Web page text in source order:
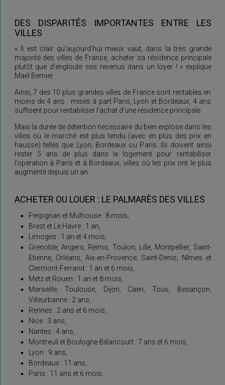
DES DISPARITÉS IMPORTANTES ENTRE LES
VILLES
« Il est clair qu’aujourd’hui mieux vaut, dans la très grande
majorité des villes de France, acheter sa résidence principale
plutôt que d’engloutir ses revenus dans un loyer ! » explique
Maël Bernier.
Ainsi, 7 des 10 plus grandes villes de France sont rentables en
moins de 4 ans : mises à part Paris, Lyon et Bordeaux, 4 ans
suffisent pour rentabiliser l’achat d’une résidence principale
Mais la durée de détention nécessaire du bien explose dans les
villes où le marché est plus tendu (avec en plus des prix en
hausse) telles que Lyon, Bordeaux ou Paris. Ils doivent ainsi
rester 5 ans de plus dans le logement pour rentabiliser
l’opération à Paris et à Bordeaux, villes où les prix ont le plus
augmenté depuis un an.
ACHETER OU LOUER : LE PALMARÈS DES VILLES
Perpignan et Mulhouse : 8 mois,
Brest et Le Havre : 1 an,
Limoges : 1 an et 4 mois,
Grenoble, Angers, Reims, Toulon, Lille, Montpellier, Saint-
Etienne, Orléans, Aix-en-Provence, Saint-Denis, Nîmes et
Clermont-Ferrand : 1 an et 6 mois,
Metz et Rouen : 1 an et 8 mois,
Marseille, Toulouse, Dijon, Caen, Tous, Besançon,
Villeurbanne : 2 ans,
Rennes : 2 ans et 6 mois,
Nice : 3 ans,
Nantes : 4 ans,
Montreuil et Boulogne-Billancourt : 7 ans et 6 mois,
Lyon : 9 ans,
Bordeaux : 11 ans,
Paris : 11 ans et 6 mois.